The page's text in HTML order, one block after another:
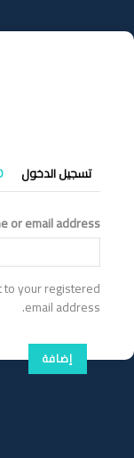
إلى
المحتوى
التبويبات
الأساسية
تسجيل الدخول
or email address
your registered
email address.